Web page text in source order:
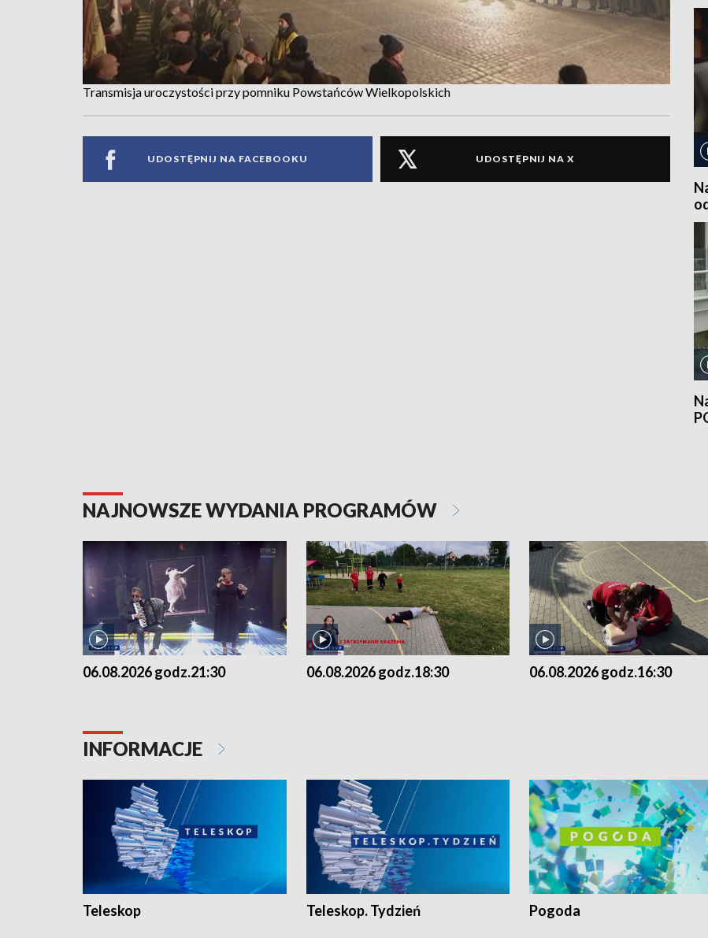
Transmisja uroczystości przy pomniku Powstańców Wielkopolskich
UDOSTĘPNIJ NA FACEBOOKU UDOSTĘPNIJ NA X
NAJNOWSZE WYDANIA PROGRAMÓW
06.08.2026 godz.21:30 06.08.2026 godz.18:30 06.08.2026 godz.16:30
INFORMACJE
Teleskop Teleskop. Tydzień Pogoda